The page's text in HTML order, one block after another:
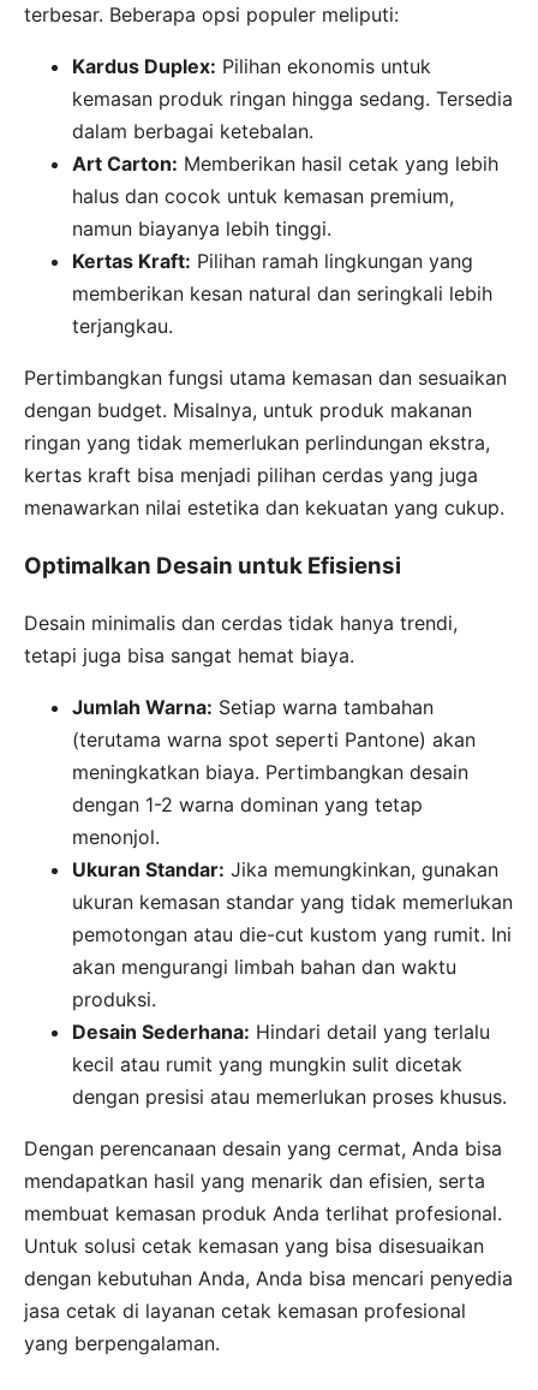
terbesar. Beberapa opsi populer meliputi:
Kardus Duplex: Pilihan ekonomis untuk
kemasan produk ringan hingga sedang. Tersedia
dalam berbagai ketebalan.
Art Carton: Memberikan hasil cetak yang lebih
halus dan cocok untuk kemasan premium,
namun biayanya lebih tinggi.
Kertas Kraft: Pilihan ramah lingkungan yang
memberikan kesan natural dan seringkali lebih
terjangkau.
Pertimbangkan fungsi utama kemasan dan sesuaikan
dengan budget. Misalnya, untuk produk makanan
ringan yang tidak memerlukan perlindungan ekstra,
kertas kraft bisa menjadi pilihan cerdas yang juga
menawarkan nilai estetika dan kekuatan yang cukup.
Optimalkan Desain untuk Efisiensi
Desain minimalis dan cerdas tidak hanya trendi,
tetapi juga bisa sangat hemat biaya.
Jumlah Warna: Setiap warna tambahan
(terutama warna spot seperti Pantone) akan
meningkatkan biaya. Pertimbangkan desain
dengan 1-2 warna dominan yang tetap
menonjol.
Ukuran Standar: Jika memungkinkan, gunakan
ukuran kemasan standar yang tidak memerlukan
pemotongan atau die-cut kustom yang rumit. Ini
akan mengurangi limbah bahan dan waktu
produksi.
Desain Sederhana: Hindari detail yang terlalu
kecil atau rumit yang mungkin sulit dicetak
dengan presisi atau memerlukan proses khusus.
Dengan perencanaan desain yang cermat, Anda bisa
mendapatkan hasil yang menarik dan efisien, serta
membuat kemasan produk Anda terlihat profesional.
Untuk solusi cetak kemasan yang bisa disesuaikan
dengan kebutuhan Anda, Anda bisa mencari penyedia
jasa cetak di layanan cetak kemasan profesional
yang berpengalaman.